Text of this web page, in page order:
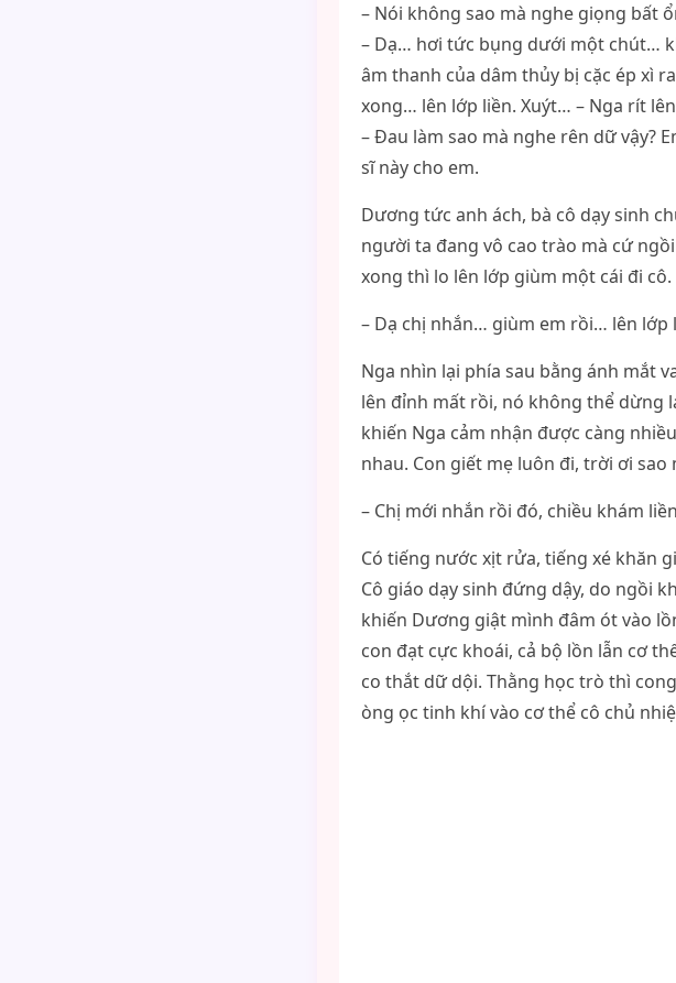
– Nói không sao mà nghe giọng bất
– Dạ… hơi tức bụng dưới một chút…
âm thanh của dâm thủy bị cặc ép xì
xong… lên lớp liền. Xuýt… – Nga rít
– Đau làm sao mà nghe rên dữ vậy?
sĩ này cho em.
Dương tức anh ách, bà cô dạy sinh
người ta đang vô cao trào mà cứ
xong thì lo lên lớp giùm một cái đi cô.
– Dạ chị nhắn… giùm em rồi… lên lớp
Nga nhìn lại phía sau bằng ánh mắt
lên đỉnh mất rồi, nó không thể dừng
khiến Nga cảm nhận được càng
nhau. Con giết mẹ luôn đi, trời ơi sao
– Chị mới nhắn rồi đó, chiều khám
Có tiếng nước xịt rửa, tiếng xé khăn
Cô giáo dạy sinh đứng dậy, do ngồi
khiến Dương giật mình đâm ót vào
con đạt cực khoái, cả bộ lồn lẫn cơ
co thắt dữ dội. Thằng học trò thì
òng ọc tinh khí vào cơ thể cô chủ